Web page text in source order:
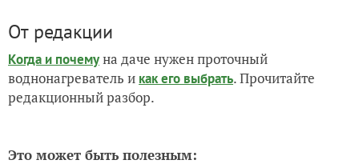
От редакции
Когда и почемуна даче нужен проточный
воднонагреватель и как его выбрать. Прочитайте
редакционный разбор.
Это может быть полезным: